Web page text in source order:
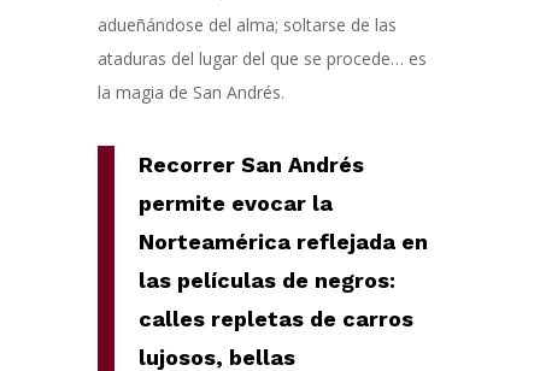
adueñándose del alma; soltarse de las
ataduras del lugar del que se procede… es
la magia de San Andrés.
Recorrer San Andrés
permite evocar la
Norteamérica reflejada en
las películas de negros:
calles repletas de carros
lujosos, bellas